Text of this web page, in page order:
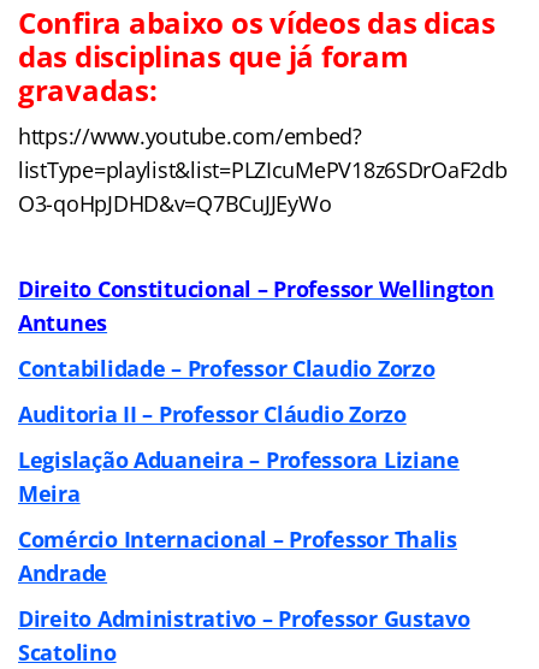
Confira abaixo os vídeos das dicas
das disciplinas que já foram
gravadas:
https://www.youtube.com/embed?
listType=playlist&list=PLZIcuMePV18z6SDrOaF2db
O3-qoHpJDHD&v=Q7BCuJJEyWo
Direito Constitucional – Professor Wellington
Antunes
Contabilidade – Professor Claudio Zorzo
Auditoria II – Professor Cláudio Zorzo
Legislação Aduaneira – Professora Liziane
Meira
Comércio Internacional – Professor Thalis
Andrade
Direito Administrativo – Professor Gustavo
Scatolino